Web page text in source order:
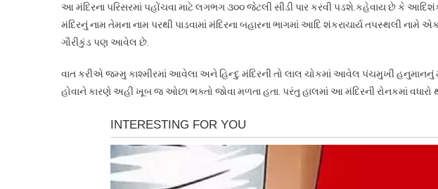
આ મંદિરના પરિસરમાં પહોંચવા માટે લગભગ ૩૦૦ જેટલી સીડી પાર કરવી પડશે.કહેવાય છે કે
મંદિરનું નામ તેમના નામ પરથી પાડવામાં મંદિરના બહારના ભાગમાં આદિ શંકરાચાર્ય તપસ્થલી
ગૌરીકુંડ પણ આવેલ છે.
વાત કરીએ જમ્મુ કાશ્મીરમાં આવેલા અને હિન્દુ મંદિરની તો લાલ ચોકમાં આવેલ પંચમુખી
હોવાને કારણે અહી ખૂબ જ ઓછા ભક્તો જોવા મળતા હતા. પરંતુ હાલમાં આ મંદિરની રોનકમાં વધારો